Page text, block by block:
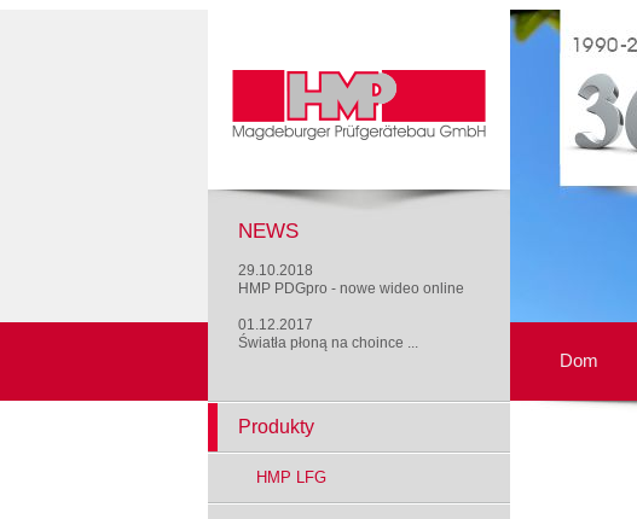
NEWS
29.10.2018
HMP PDGpro - nowe wideo online
01.12.2017
Światła płoną na choince ...
Dom
Produkty
HMP LFG